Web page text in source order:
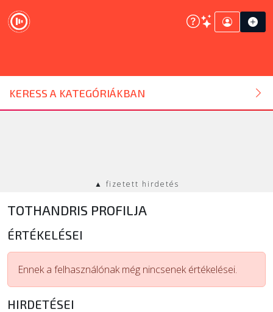
KERESS A KATEGÓRIÁKBAN
DJ ESZKÖZ
HANGTECHNIKA
ÚJ TERMÉKEK
▲ fizetett hirdetés
TOTHANDRIS PROFILJA
ÉRTÉKELÉSEI
Ennek a felhasználónak még nincsenek értékelései.
HIRDETÉSEI